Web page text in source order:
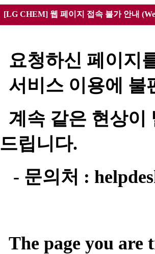
[LG CHEM] 웹 페이지 접속 불가 안내
요청하신 페이지
서비스 이용에 불
계속 같은 현상이
드립니다.
- 문의처 :
The page you are